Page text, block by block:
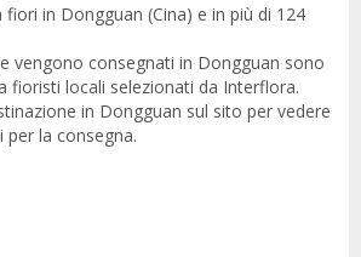
in Dongguan (Cina) e in più di 124
vengono consegnati in Dongguan sono
fioristi locali selezionati da Interflora.
in Dongguan sul sito per vedere
per la consegna.